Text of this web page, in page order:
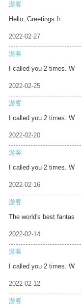
游客
Hello, Greetings fr
2022-02-27
游客
I called you 2 times. W
2022-02-25
游客
I called you 2 times. W
2022-02-20
游客
I called you 2 times. W
2022-02-16
游客
The world's best fantas
2022-02-14
游客
I called you 2 times. W
2022-02-12
游客